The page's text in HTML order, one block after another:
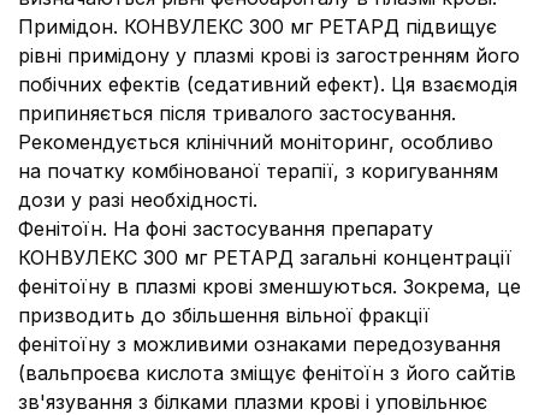
Примідон. КОНВУЛЕКС 300 мг РЕТАРД підвищує
рівні примідону у плазмі крові із загостренням його
побічних ефектів (седативний ефект). Ця взаємодія
припиняється після тривалого застосування.
Рекомендується клінічний моніторинг, особливо
на початку комбінованої терапії, з коригуванням
дози у разі необхідності.
Фенітоїн. На фоні застосування препарату
КОНВУЛЕКС 300 мг РЕТАРД загальні концентрації
фенітоїну в плазмі крові зменшуються. Зокрема, це
призводить до збільшення вільної фракції
фенітоїну з можливими ознаками передозування
(вальпроєва кислота зміщує фенітоїн з його сайтів
зв'язування з білками плазми крові і уповільнює